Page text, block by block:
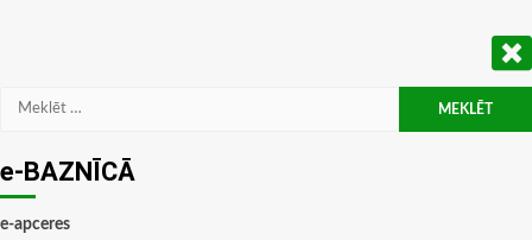
Meklēt:
e-BAZNĪCĀ
e-apceres